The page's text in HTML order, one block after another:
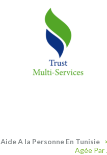
Aide A la Personne En Tunisie
Agée Par